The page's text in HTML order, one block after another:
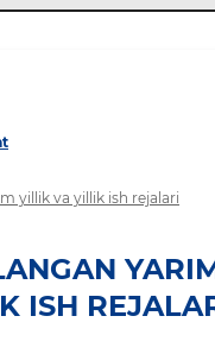
yillik va yillik ish rejalari
ISH